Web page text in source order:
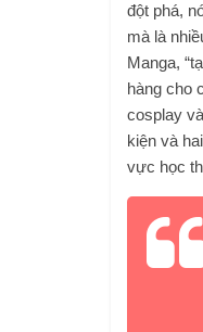
đột phá,
mà là
Manga,
hàng cho
cosplay
kiện và
vực học